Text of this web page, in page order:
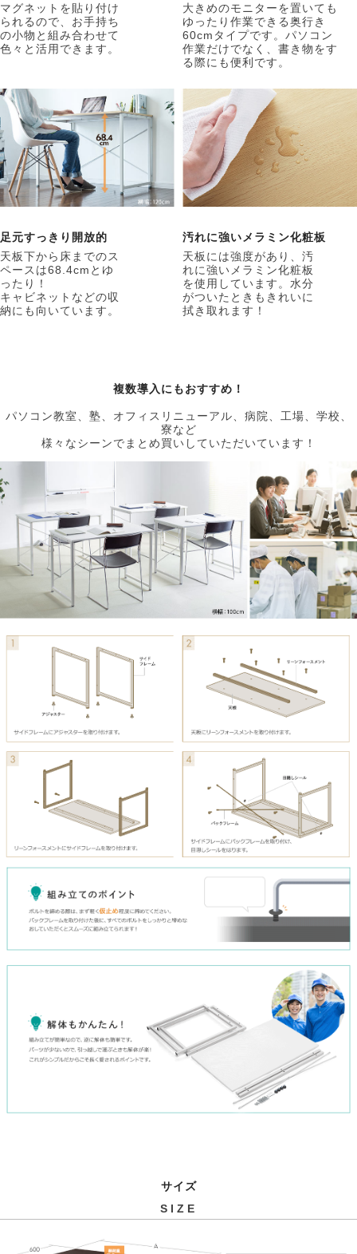
マグネットを貼り付け
られるので、お手持ち
の小物と組み合わせて
色々と活用できます。
大きめのモニターを置いても
ゆったり作業できる奥行き
60cmタイプです。パソコン
作業だけでなく、書き物をす
る際にも便利です。
足元すっきり開放的
天板下から床までのス
ペースは68.4cmとゆ
ったり！
キャビネットなどの収
納にも向いています。
汚れに強いメラミン化粧板
天板には強度があり、汚
れに強いメラミン化粧板
を使用しています。水分
がついたときもきれいに
拭き取れます！
複数導入にもおすすめ！
パソコン教室、塾、オフィスリニューアル、病院、工場、学校、
寮など
様々なシーンでまとめ買いしていただいています！
サイズ
SIZE